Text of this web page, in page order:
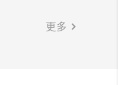
更多